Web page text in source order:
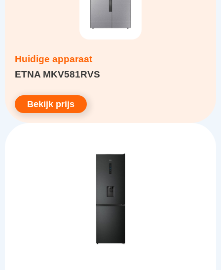
Huidige apparaat
ETNA MKV581RVS
Bekijk prijs